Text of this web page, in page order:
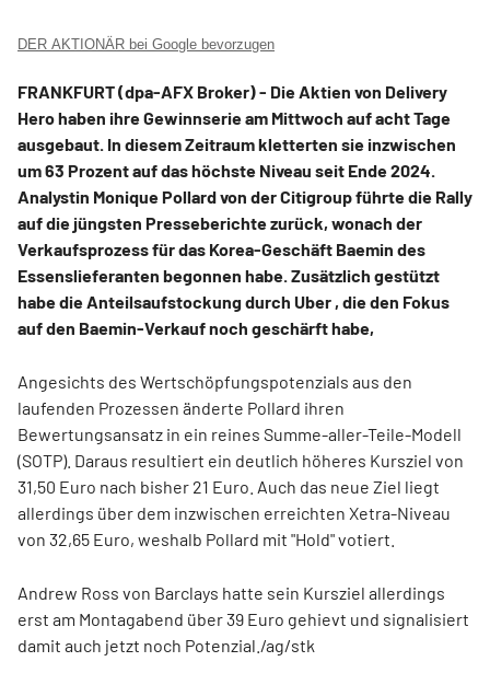
DER AKTIONÄR bei Google bevorzugen
FRANKFURT (dpa-AFX Broker) - Die Aktien von Delivery
Herohaben ihre Gewinnserie am Mittwoch auf acht Tage
ausgebaut. In diesem Zeitraum kletterten sie inzwischen
um 63 Prozent auf das höchste Niveau seit Ende 2024.
Analystin Monique Pollard von der Citigroup führte die Rally
auf die jüngsten Presseberichte zurück, wonach der
Verkaufsprozess für das Korea-Geschäft Baemin des
Essenslieferanten begonnen habe. Zusätzlich gestützt
habe die Anteilsaufstockung durch Uber , die den Fokus
auf den Baemin-Verkauf noch geschärft habe,
Angesichts des Wertschöpfungspotenzials aus den
laufenden Prozessen änderte Pollard ihren
Bewertungsansatz in ein reines Summe-aller-Teile-Modell
(SOTP). Daraus resultiert ein deutlich höheres Kursziel von
31,50 Euro nach bisher 21 Euro. Auch das neue Ziel liegt
allerdings über dem inzwischen erreichten Xetra-Niveau
von 32,65 Euro, weshalb Pollard mit "Hold" votiert.
Andrew Ross von Barclays hatte sein Kursziel allerdings
erst am Montagabend über 39 Euro gehievt und signalisiert
damit auch jetzt noch Potenzial./ag/stk